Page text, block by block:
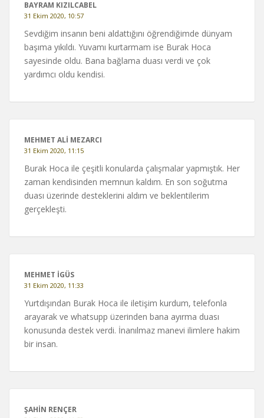
BAYRAM KIZILCABEL
31 Ekim 2020, 10:57
Sevdiğim insanın beni aldattığını öğrendiğimde dünyam
başıma yıkıldı. Yuvamı kurtarmam ise Burak Hoca
sayesinde oldu. Bana bağlama duası verdi ve çok
yardımcı oldu kendisi.
MEHMET ALİ MEZARCI
31 Ekim 2020, 11:15
Burak Hoca ile çeşitli konularda çalışmalar yapmıştık. Her
zaman kendisinden memnun kaldım. En son soğutma
duası üzerinde desteklerini aldım ve beklentilerim
gerçekleşti.
MEHMET İGÜS
31 Ekim 2020, 11:33
Yurtdışından Burak Hoca ile iletişim kurdum, telefonla
arayarak ve whatsupp üzerinden bana ayırma duası
konusunda destek verdi. İnanılmaz manevi ilimlere hakim
bir insan.
ŞAHİN RENÇER